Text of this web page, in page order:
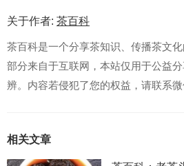
关于作者: 茶百科
茶百科是一个分享茶知识、传播茶文
部分来自于互联网，本站仅用于公益
辨。内容若侵犯了您的权益，请联系
相关文章